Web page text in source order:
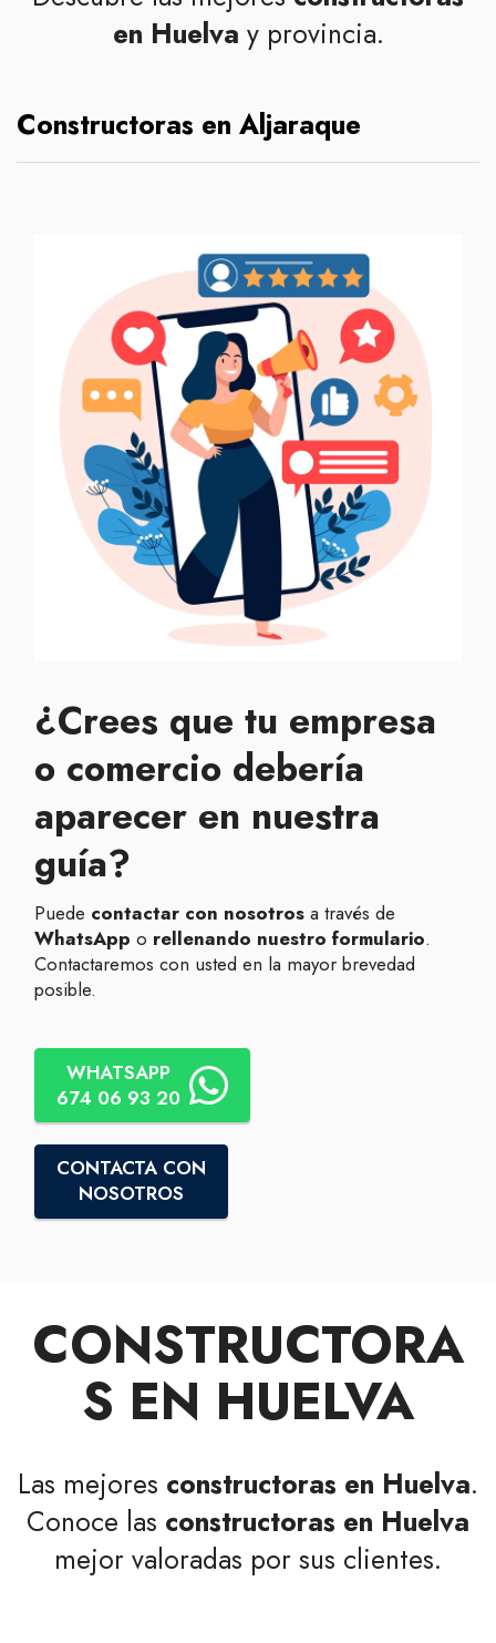
en Huelva y provincia.
Constructoras en Aljaraque
¿Crees que tu empresa
o comercio debería
aparecer en nuestra
guía?
Puede contactar con nosotros a través de
WhatsApp o rellenando nuestro formulario.
Contactaremos con usted en la mayor brevedad
posible.
WHATSAPP
674 06 93 20
CONTACTA CON
NOSOTROS
CONSTRUCTORA
S EN HUELVA
Las mejores constructoras en Huelva.
Conoce las constructoras en Huelva
mejor valoradas por sus clientes.